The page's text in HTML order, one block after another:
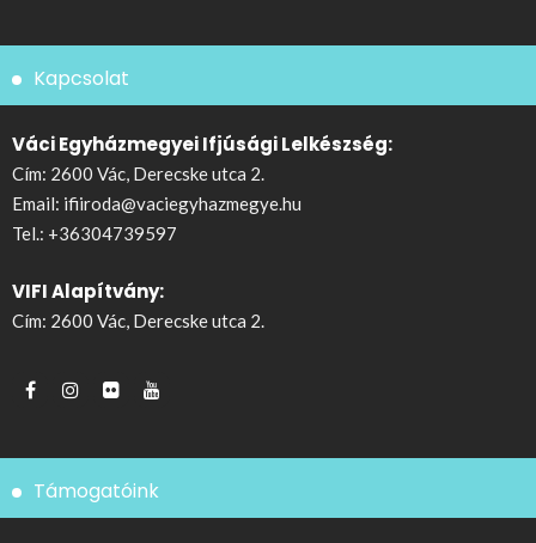
Kapcsolat
Váci Egyházmegyei Ifjúsági Lelkészség:
Cím: 2600 Vác, Derecske utca 2.
Email: ifiiroda@vaciegyhazmegye.hu
Tel.: +36304739597
VIFI Alapítvány:
Cím: 2600 Vác, Derecske utca 2.
Támogatóink